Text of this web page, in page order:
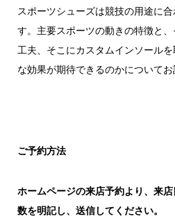
スポーツシューズは競技の用途に
す。主要スポーツの動きの特徴と
工夫、そこにカスタムインソール
な効果が期待できるのかについてお
ご予約方法
ホームページの来店予約より、来
数を明記し、送信してください。